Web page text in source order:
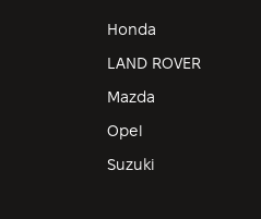
Honda
LAND ROVER
Mazda
Opel
Suzuki